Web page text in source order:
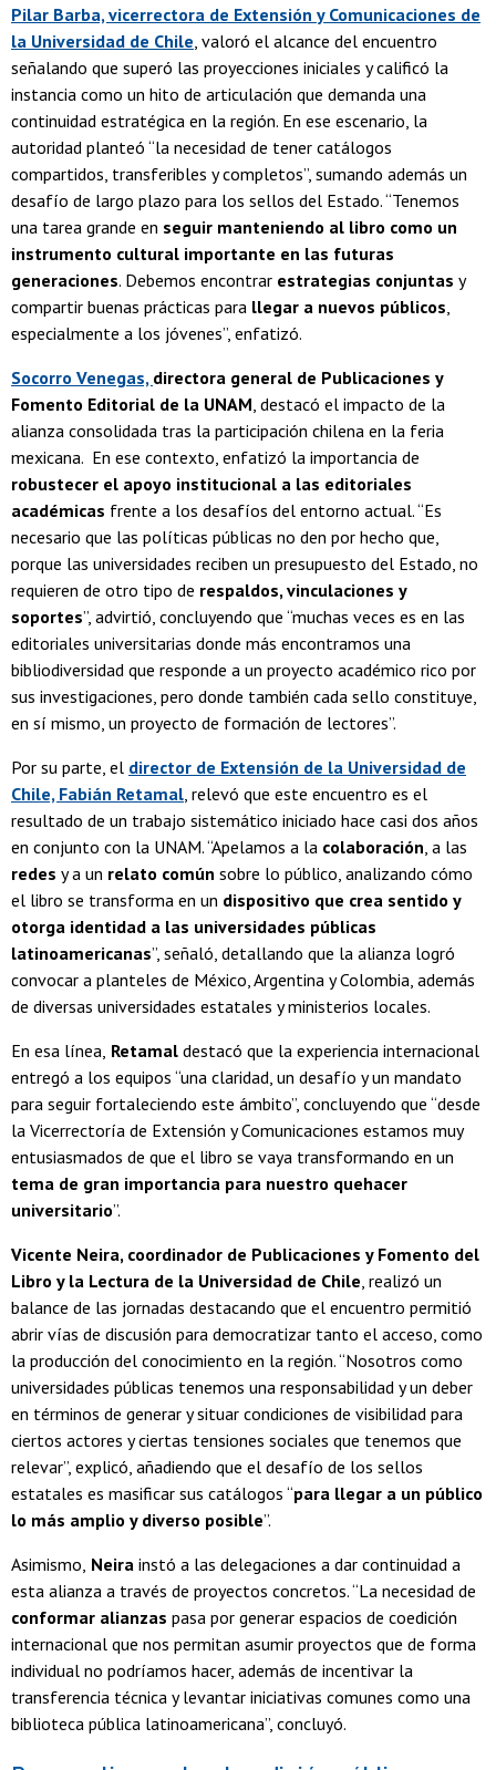
Pilar Barba, vicerrectora de Extensión y Comunicaciones de
la Universidad de Chile, valoró el alcance del encuentro
señalando que superó las proyecciones iniciales y calificó la
instancia como un hito de articulación que demanda una
continuidad estratégica en la región. En ese escenario, la
autoridad planteó “la necesidad de tener catálogos
compartidos, transferibles y completos”, sumando además un
desafío de largo plazo para los sellos del Estado. “Tenemos
una tarea grande en seguir manteniendo al libro como un
instrumento cultural importante en las futuras
generaciones. Debemos encontrar estrategias conjuntas y
compartir buenas prácticas para llegar a nuevos públicos,
especialmente a los jóvenes”, enfatizó.
Socorro Venegas, directora general de Publicaciones y
Fomento Editorial de la UNAM, destacó el impacto de la
alianza consolidada tras la participación chilena en la feria
mexicana. En ese contexto, enfatizó la importancia de
robustecer el apoyo institucional a las editoriales
académicas frente a los desafíos del entorno actual. “Es
necesario que las políticas públicas no den por hecho que,
porque las universidades reciben un presupuesto del Estado, no
requieren de otro tipo de respaldos, vinculaciones y
soportes”, advirtió, concluyendo que “muchas veces es en las
editoriales universitarias donde más encontramos una
bibliodiversidad que responde a un proyecto académico rico por
sus investigaciones, pero donde también cada sello constituye,
en sí mismo, un proyecto de formación de lectores”.
Por su parte, el director de Extensión de la Universidad de
Chile, Fabián Retamal, relevó que este encuentro es el
resultado de un trabajo sistemático iniciado hace casi dos años
en conjunto con la UNAM. “Apelamos a la colaboración, a las
redes y a un relato común sobre lo público, analizando cómo
el libro se transforma en un dispositivo que crea sentido y
otorga identidad a las universidades públicas
latinoamericanas”, señaló, detallando que la alianza logró
convocar a planteles de México, Argentina y Colombia, además
de diversas universidades estatales y ministerios locales.
En esa línea, Retamal destacó que la experiencia internacional
entregó a los equipos “una claridad, un desafío y un mandato
para seguir fortaleciendo este ámbito”, concluyendo que “desde
la Vicerrectoría de Extensión y Comunicaciones estamos muy
entusiasmados de que el libro se vaya transformando en un
tema de gran importancia para nuestro quehacer
universitario”.
Vicente Neira, coordinador de Publicaciones y Fomento del
Libro y la Lectura de la Universidad de Chile, realizó un
balance de las jornadas destacando que el encuentro permitió
abrir vías de discusión para democratizar tanto el acceso, como
la producción del conocimiento en la región. “Nosotros como
universidades públicas tenemos una responsabilidad y un deber
en términos de generar y situar condiciones de visibilidad para
ciertos actores y ciertas tensiones sociales que tenemos que
relevar”, explicó, añadiendo que el desafío de los sellos
estatales es masificar sus catálogos “para llegar a un público
lo más amplio y diverso posible”.
Asimismo, Neira instó a las delegaciones a dar continuidad a
esta alianza a través de proyectos concretos. “La necesidad de
conformar alianzas pasa por generar espacios de coedición
internacional que nos permitan asumir proyectos que de forma
individual no podríamos hacer, además de incentivar la
transferencia técnica y levantar iniciativas comunes como una
biblioteca pública latinoamericana”, concluyó.